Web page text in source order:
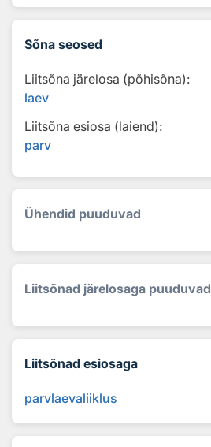
Sõna seosed
Liitsõna järelosa (põhisõna):
laev
Liitsõna esiosa (laiend):
parv
Ühendid puuduvad
Liitsõnad järelosaga puuduvad
Liitsõnad esiosaga
parvlaevaliiklus